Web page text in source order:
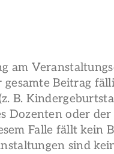
am
Beitrag
B.
Dozenten oder
Falle fällt kein
sind